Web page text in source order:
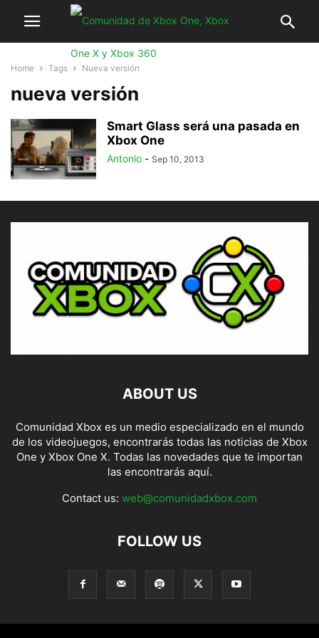
Home Tags Nueva versión
nueva versión
Smart Glass será una pasada en
Xbox One
Antonio - Sep 10, 2013
ABOUT US
Comunidad Xbox es un medio especializado en el mundo
de los videojuegos, encontrarás todas las noticias de Xbox
One y Xbox One X. Todas las novedades que te importan
las encontrarás aquí.
Contact us: web@comunidadxbox.com
FOLLOW US